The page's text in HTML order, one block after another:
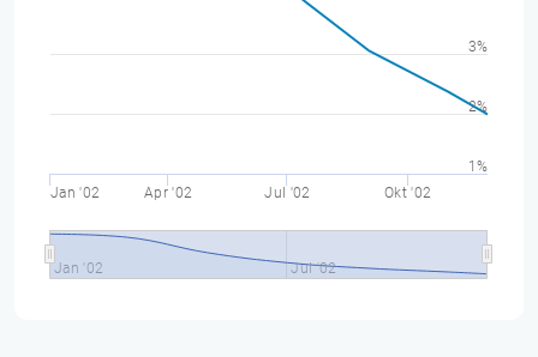
Jan '02 Apr '02 Jul '02 Okt '02
Jan '02 Jul '02
1%
2%
3%